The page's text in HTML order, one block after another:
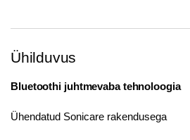
Ühilduvus
Bluetoothi juhtmevaba tehnoloogia
Ühendatud Sonicare rakendusega